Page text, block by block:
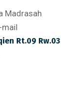
Madrasah
mail
Rt.09
Menteri